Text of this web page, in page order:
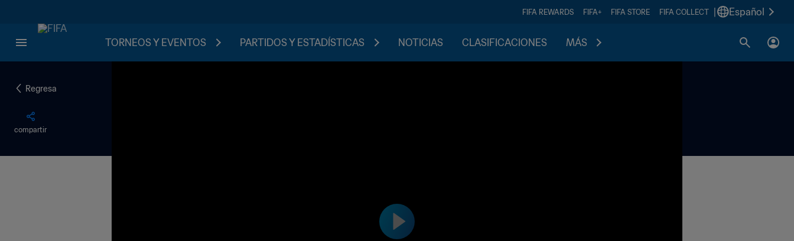
FIFA REWARDS FIFA+ FIFA STORE FIFA COLLECT Español
TORNEOS Y EVENTOS PARTIDOS Y ESTADÍSTICAS NOTICIAS CLASIFICACIONES MÁS
Regresa
compartir